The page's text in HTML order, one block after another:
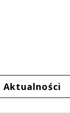
Aktualności